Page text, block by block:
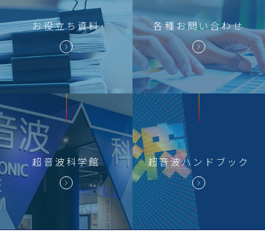
お役立ち資料 各種お問い合わせ
超音波科学館 超音波ハンドブック